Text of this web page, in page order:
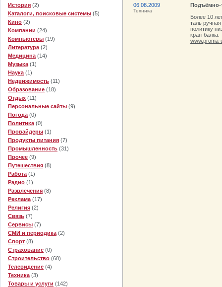
История (2)
Каталоги, поисковые системы (5)
Кино (2)
Компании (24)
Компьютеры (19)
Литература (2)
Медицина (14)
Музыка (1)
Наука (1)
Недвижимость (11)
Образование (18)
Отдых (11)
Персональные сайты (9)
Погода (0)
Политика (0)
Провайдеры (1)
Продукты питания (7)
Промышленность (31)
Прочее (9)
Путешествия (8)
Работа (1)
Радио (1)
Развлечения (8)
Реклама (17)
Религия (2)
Связь (7)
Сервисы (7)
СМИ и периодика (2)
Спорт (8)
Страхование (0)
Строительство (60)
Телевидение (4)
Техника (3)
Товары и услуги (142)
06.08.2009
Техника
Подъёмно-
Более 10
таль
политику
кран-балка.
www.proma-